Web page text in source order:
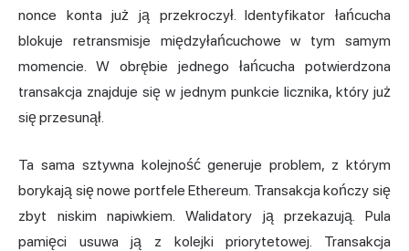
nonce konta już ją przekroczył. Identyfikator łańcucha
blokuje retransmisje międzyłańcuchowe w tym samym
momencie. W obrębie jednego łańcucha potwierdzona
transakcja znajduje się w jednym punkcie licznika, który już
się przesunął.
Ta sama sztywna kolejność generuje problem, z którym
borykają się nowe portfele Ethereum. Transakcja kończy się
zbyt niskim napiwkiem. Walidatory ją przekazują. Pula
pamięci usuwa ją z kolejki priorytetowej. Transakcja